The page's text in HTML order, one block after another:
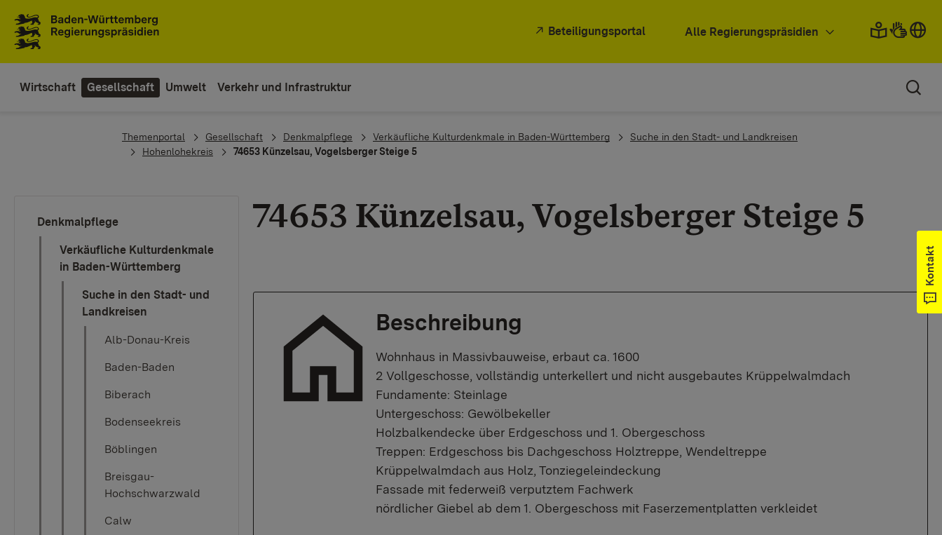
Beteiligungsportal Alle Regierungspräsidien
Wirtschaft Gesellschaft Umwelt Verkehr und Infrastruktur
You are here:
Themenportal Gesellschaft Denkmalpflege Verkäufliche Kulturdenkmale in Baden-Württemberg
Suche in den Stadt- und Landkreisen
Hohenlohekreis
74653 Künzelsau, Vogelsberger Steige 5
Denkmalpflege
Verkäufliche Kulturdenkmale
in Baden-Württemberg
Suche in den Stadt- und
Landkreisen
Alb-Donau-Kreis
Baden-Baden
Biberach
Bodenseekreis
Böblingen
Breisgau-
Hochschwarzwald
Calw
74653 Künzelsau, Vogelsberger Steige 5
Beschreibung
Wohnhaus in Massivbauweise, erbaut ca. 1600
2 Vollgeschosse, vollständig unterkellert und nicht ausgebautes Krüppelwalmdach
Fundamente: Steinlage
Untergeschoss: Gewölbekeller
Holzbalkendecke über Erdgeschoss und 1. Obergeschoss
Treppen: Erdgeschoss bis Dachgeschoss Holztreppe, Wendeltreppe
Krüppelwalmdach aus Holz, Tonziegeleindeckung
Fassade mit federweiß verputztem Fachwerk
nördlicher Giebel ab dem 1. Obergeschoss mit Faserzementplatten verkleidet
Kontakt